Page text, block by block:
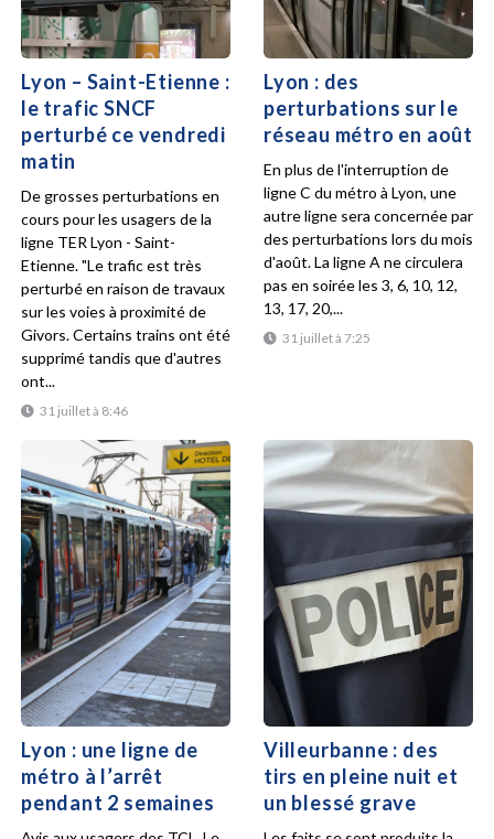
Lyon – Saint-Etienne :
le trafic SNCF
perturbé ce vendredi
matin
31 juillet à 8:46
De grosses perturbations en
cours pour les usagers de la
ligne TER Lyon - Saint-
Etienne. "Le trafic est très
perturbé en raison de travaux
sur les voies à proximité de
Givors. Certains trains ont été
supprimé tandis que d'autres
ont...
Lyon : des
perturbations sur le
réseau métro en août
31 juillet à 7:25
En plus de l'interruption de
ligne C du métro à Lyon, une
autre ligne sera concernée par
des perturbations lors du mois
d'août. La ligne A ne circulera
pas en soirée les 3, 6, 10, 12,
13, 17, 20,...
Lyon : une ligne de
métro à l’arrêt
pendant 2 semaines
Villeurbanne : des
tirs en pleine nuit et
un blessé grave